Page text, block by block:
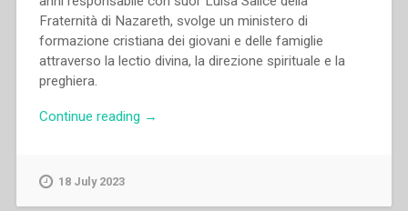
Fraternità di Nazareth, svolge un ministero di
formazione cristiana dei giovani e delle famiglie
attraverso la lectio divina, la direzione spirituale e la
preghiera.
Continue reading “Domenico
→
18 July 2023